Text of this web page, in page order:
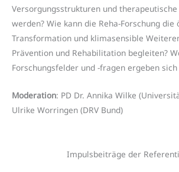
Versorgungsstrukturen und
werden? Wie kann die Reha-Forschung die
Transformation und klimasensible
Prävention und Rehabilitation begleiten?
Forschungsfelder und -fragen ergeben sich
Moderation: PD Dr. Annika Wilke
Ulrike Worringen (DRV Bund)
Impulsbeiträge der